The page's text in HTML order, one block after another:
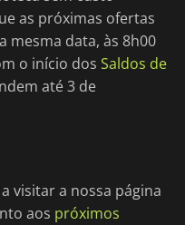
as próximas ofertas
mesma data, às 8h00
o início dos Saldos de
até 3 de
visitar a nossa página
aos próximos